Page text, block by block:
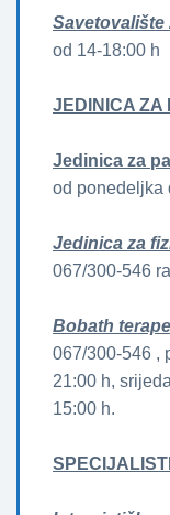
Savetovalište
od 14-18:00 h
JEDINICA ZA
Jedinica za
od ponedeljka
Jedinica za
067/300-546
Bobath
067/300-546 ,
21:00 h,
15:00 h.